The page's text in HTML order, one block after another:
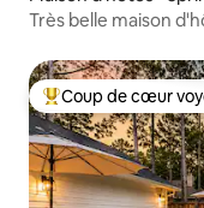
Très belle maison
Coups de cœur
Coup de cœur